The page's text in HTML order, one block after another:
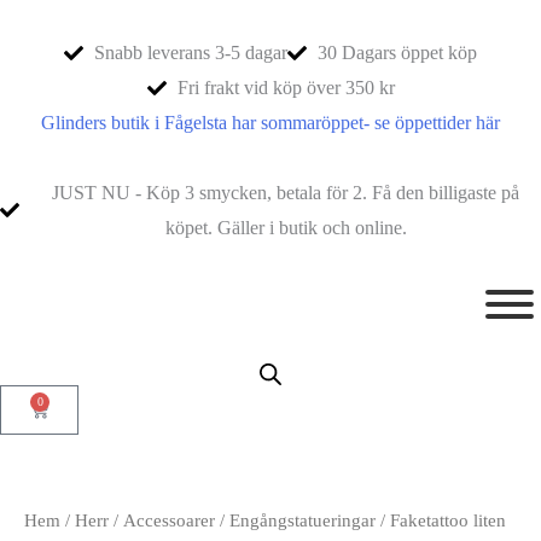
Snabb leverans 3-5 dagar
30 Dagars öppet köp
Fri frakt vid köp över 350 kr
Glinders butik i Fågelsta har sommaröppet- se öppettider här
JUST NU - Köp 3 smycken, betala för 2. Få den billigaste på
köpet. Gäller i butik och online.
0
Hem / Herr / Accessoarer / Engångstatueringar / Faketattoo liten